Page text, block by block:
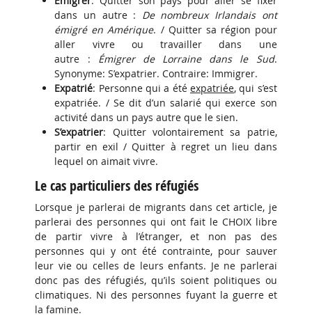
dans un autre : De nombreux Irlandais ont
émigré en Amérique. / Quitter sa région pour
aller vivre ou travailler dans une
autre : Émigrer de Lorraine dans le Sud.
Synonyme: S’expatrier. Contraire: Immigrer.
Expatrié: Personne qui a été expatriée, qui s’est
expatriée. / Se dit d’un salarié qui exerce son
activité dans un pays autre que le sien.
S’expatrier: Quitter volontairement sa patrie,
partir en exil / Quitter à regret un lieu dans
lequel on aimait vivre.
Le cas particuliers des réfugiés
Lorsque je parlerai de migrants dans cet article, je
parlerai des personnes qui ont fait le CHOIX libre
de partir vivre à l’étranger, et non pas des
personnes qui y ont été contrainte, pour sauver
leur vie ou celles de leurs enfants. Je ne parlerai
donc pas des réfugiés, qu’ils soient politiques ou
climatiques. Ni des personnes fuyant la guerre et
la famine.